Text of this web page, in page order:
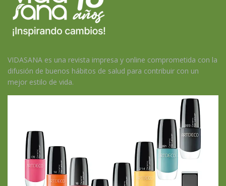
VIDASANA es una revista impresa y online comprometida con la
difusión de buenos hábitos de salud para contribuir con un
mejor estilo de vida.